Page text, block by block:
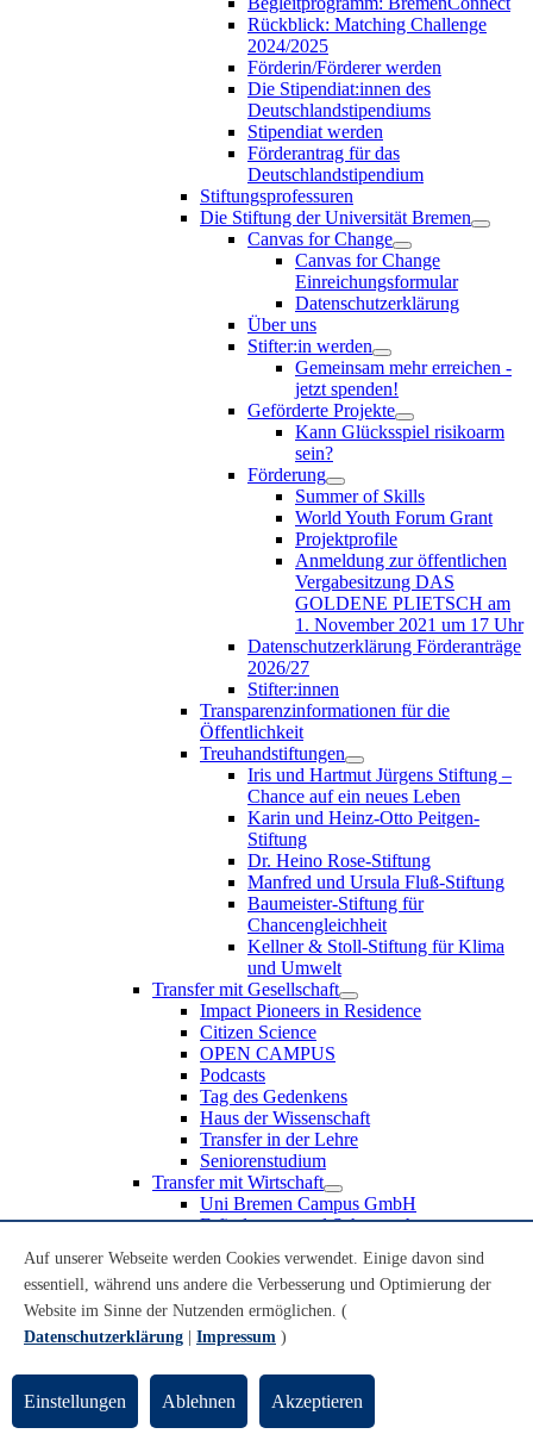
Rückblick: Matching Challenge
2024/2025
Förderin/Förderer werden
Die Stipendiat:innen des
Deutschlandstipendiums
Stipendiat werden
Förderantrag für das
Deutschlandstipendium
Stiftungsprofessuren
Die Stiftung der Universität Bremen
Canvas for Change
Canvas for Change
Einreichungsformular
Datenschutzerklärung
Über uns
Stifter:in werden
Gemeinsam mehr erreichen -
jetzt spenden!
Geförderte Projekte
Kann Glücksspiel risikoarm
sein?
Förderung
Summer of Skills
World Youth Forum Grant
Projektprofile
Anmeldung zur öffentlichen
Vergabesitzung DAS
GOLDENE PLIETSCH am
1. November 2021 um 17 Uhr
Datenschutzerklärung Förderanträge
2026/27
Stifter:innen
Transparenzinformationen für die
Öffentlichkeit
Treuhandstiftungen
Iris und Hartmut Jürgens Stiftung –
Chance auf ein neues Leben
Karin und Heinz-Otto Peitgen-
Stiftung
Dr. Heino Rose-Stiftung
Manfred und Ursula Fluß-Stiftung
Baumeister-Stiftung für
Chancengleichheit
Kellner & Stoll-Stiftung für Klima
und Umwelt
Transfer mit Gesellschaft
Impact Pioneers in Residence
Citizen Science
OPEN CAMPUS
Podcasts
Tag des Gedenkens
Haus der Wissenschaft
Transfer in der Lehre
Seniorenstudium
Transfer mit Wirtschaft
Uni Bremen Campus GmbH
Erfindungen und Schutzrechte
Recruiting an der Universität Bremen
Weiterbildung an der Universität Bremen
Transfer mit Schule
Schülerinnen und Schüler
Schulklassen
Lehrkräfte
Gründungsunterstützung
Auf unserer Webseite werden Cookies verwendet. Einige davon sind
essentiell, während uns andere die Verbesserung und Optimierung der
Website im Sinne der Nutzenden ermöglichen. (
Datenschutzerklärung
Impressum )
Einstellungen Ablehnen Akzeptieren